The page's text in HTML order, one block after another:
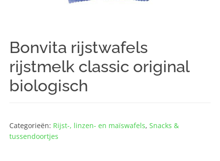
Bonvita rijstwafels
rijstmelk classic original
biologisch
Categorieën: Rijst-, linzen- en maïswafels,Snacks &
tussendoortjes